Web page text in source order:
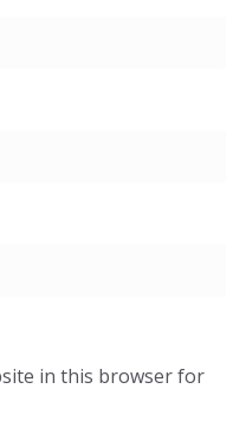
in this browser for